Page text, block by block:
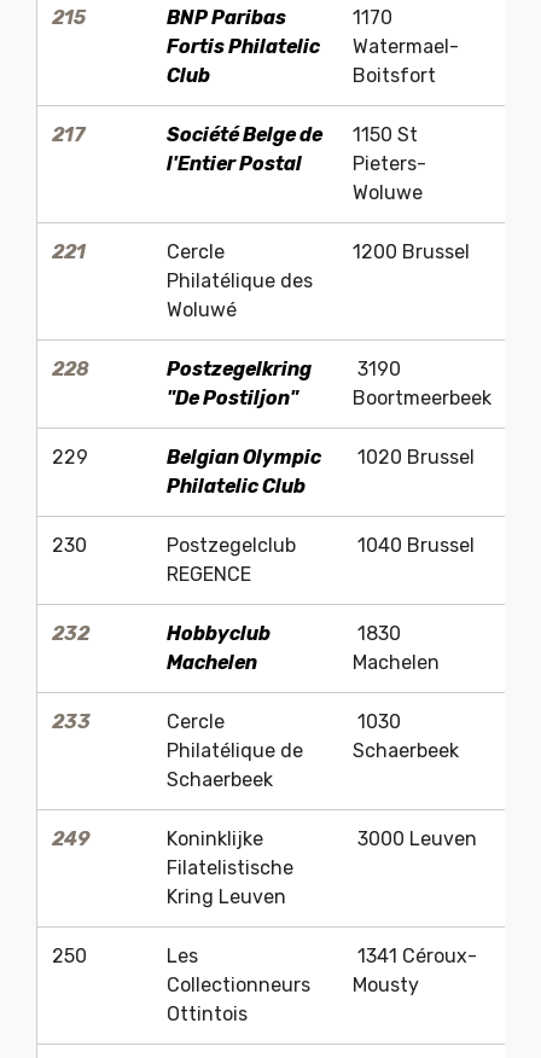
215
BNP Paribas
Fortis Philatelic
Club
1170
Watermael-
Boitsfort
217
Société Belge de
l'Entier Postal
1150 St
Pieters-
Woluwe
221
Cercle
Philatélique des
Woluwé
1200 Brussel
228
Postzegelkring
"De Postiljon"
3190
Boortmeerbeek
229
Belgian Olympic
Philatelic Club
1020 Brussel
230
Postzegelclub
REGENCE
1040 Brussel
232
Hobbyclub
Machelen
1830
Machelen
233
Cercle
Philatélique de
Schaerbeek
1030
Schaerbeek
249
Koninklijke
Filatelistische
Kring Leuven
3000 Leuven
250
Les
Collectionneurs
Ottintois
1341 Céroux-
Mousty